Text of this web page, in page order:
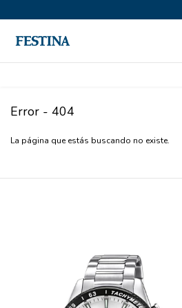
Error - 404
La página que estás buscando no existe.